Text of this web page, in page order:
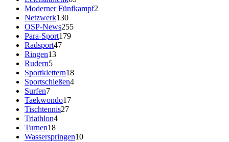
Moderner Fünfkampf2
Netzwerk130
OSP-News255
Para-Sport179
Radsport47
Ringen13
Rudern5
Sportklettern18
Sportschießen4
Surfen7
Taekwondo17
Tischtennis27
Triathlon4
Turnen18
Wasserspringen10